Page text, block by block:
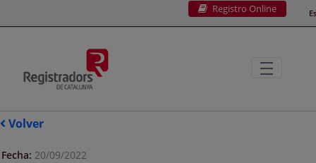
Registro Online
Volver
Fecha: 20/09/2022